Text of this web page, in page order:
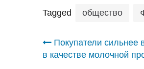
Tagged общество
Навигация
Покупатели сильнее
в качестве молочной